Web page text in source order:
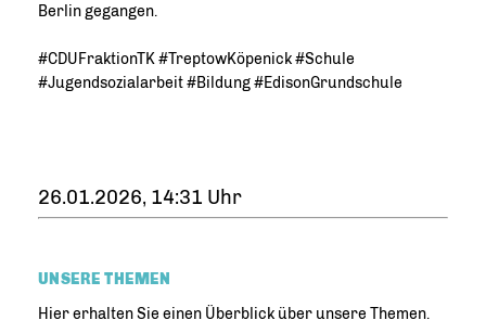
Berlin gegangen.
#CDUFraktionTK #TreptowKöpenick #Schule
#Jugendsozialarbeit #Bildung #EdisonGrundschule
26.01.2026, 14:31 Uhr
UNSERE THEMEN
Hier erhalten Sie einen Überblick über unsere Themen.